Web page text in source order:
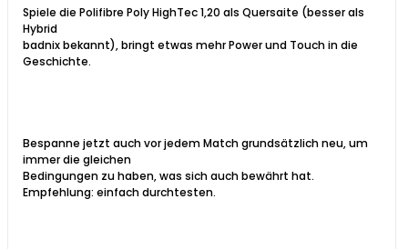
Spiele die Polifibre Poly HighTec 1,20 als Quersaite (besser als
Hybrid
badnix bekannt), bringt etwas mehr Power und Touch in die
Geschichte.
Bespanne jetzt auch vor jedem Match grundsätzlich neu, um
immer die gleichen
Bedingungen zu haben, was sich auch bewährt hat.
Empfehlung: einfach durchtesten.